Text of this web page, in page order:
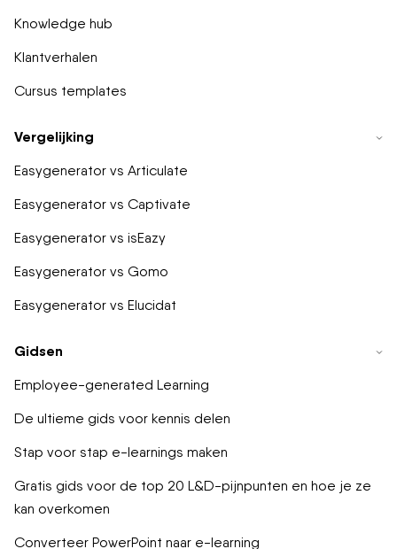
Knowledge hub
Klantverhalen
Cursus templates
Vergelijking
Easygenerator vs Articulate
Easygenerator vs Captivate
Easygenerator vs isEazy
Easygenerator vs Gomo
Easygenerator vs Elucidat
Gidsen
Employee-generated Learning
De ultieme gids voor kennis delen
Stap voor stap e-learnings maken
Gratis gids voor de top 20 L&D-pijnpunten en hoe je ze
kan overkomen
Converteer PowerPoint naar e-learning